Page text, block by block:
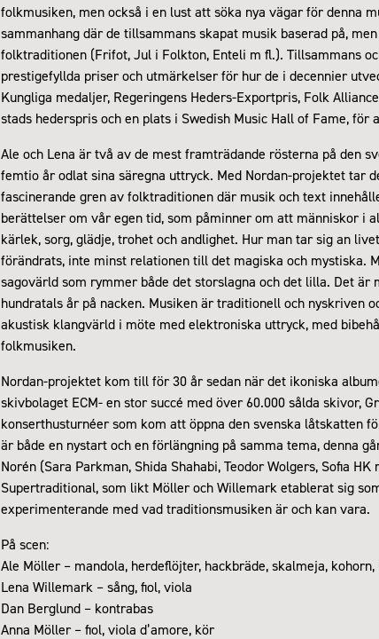
folkmusiken, men också i en lust att söka nya vägar för denna
sammanhang där de tillsammans skapat musik baserad på,
folktraditionen (Frifot, Jul i Folkton, Enteli m fl.). Tillsammans
prestigefyllda priser och utmärkelser för hur de i decennier
Kungliga medaljer, Regeringens Heders-Exportpris, Folk
stads hederspris och en plats i Swedish Music Hall of Fame, för
Ale och Lena är två av de mest framträdande rösterna på den
femtio år odlat sina säregna uttryck. Med Nordan-projektet tar
fascinerande gren av folktraditionen där musik och text
berättelser om vår egen tid, som påminner om att människor i
kärlek, sorg, glädje, trohet och andlighet. Hur man tar sig an
förändrats, inte minst relationen till det magiska och mystiska.
sagovärld som rymmer både det storslagna och det lilla. Det är
hundratals år på nacken. Musiken är traditionell och nyskriven
akustisk klangvärld i möte med elektroniska uttryck, med
folkmusiken.
Nordan-projektet kom till för 30 år sedan när det ikoniska
skivbolaget ECM- en stor succé med över 60.000 sålda skivor,
konserthusturnéer som kom att öppna den svenska låtskatten
är både en nystart och en förlängning på samma tema, denna
Norén (Sara Parkman, Shida Shahabi, Teodor Wolgers, Sofia
Supertraditional, som likt Möller och Willemark etablerat sig
experimenterande med vad traditionsmusiken är och kan vara.
På scen:
Ale Möller – mandola, herdeflöjter, hackbräde, skalmeja, kohorn,
Lena Willemark – sång, fiol, viola
Dan Berglund – kontrabas
Anna Möller – fiol, viola d’amore, kör